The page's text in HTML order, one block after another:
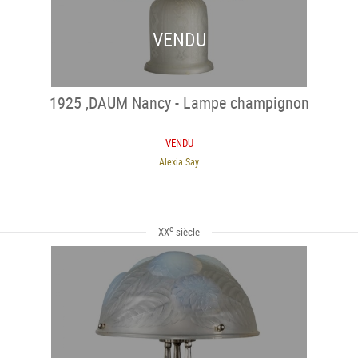
VENDU
1925 ,DAUM Nancy - Lampe champignon
VENDU
Alexia Say
XXe siècle